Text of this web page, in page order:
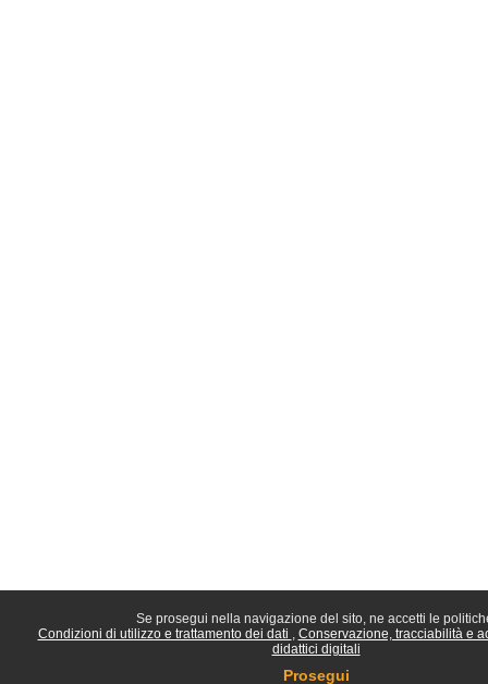
Se prosegui nella navigazione del sito, ne accetti le
Condizioni di utilizzo e trattamento dei dati
Conservazione, tracciabilità e
didattici digitali
Prosegui